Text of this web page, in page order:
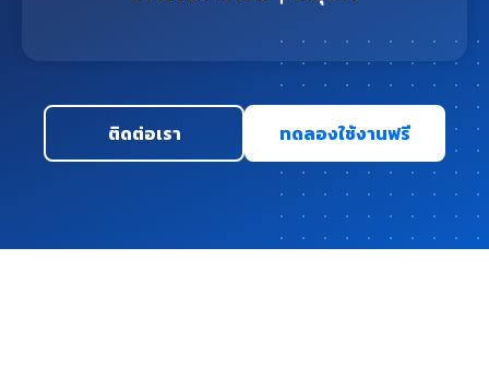
ติดต่อเรา ทดลองใช้งานฟรี